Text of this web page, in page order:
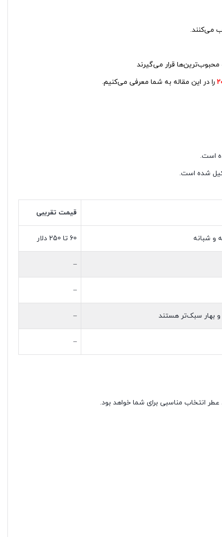
می‌کنند.
را در این مقاله به شما معرفی می‌کنیم.
شده است.
قیمت تقریبی
و شبانه 60 تا 250 دلار
–
–
و بهار سبک‌تر هستند –
–
انتخاب مناسبی برای شما خواهد بود.